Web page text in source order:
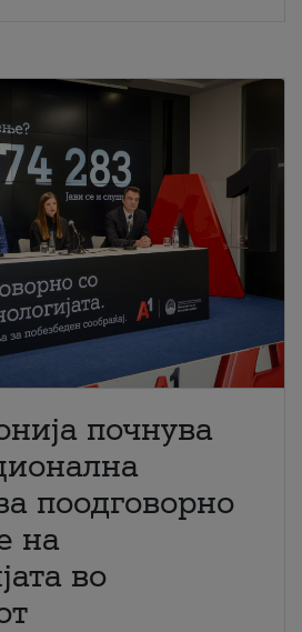
почнува
поодговорно
на
во